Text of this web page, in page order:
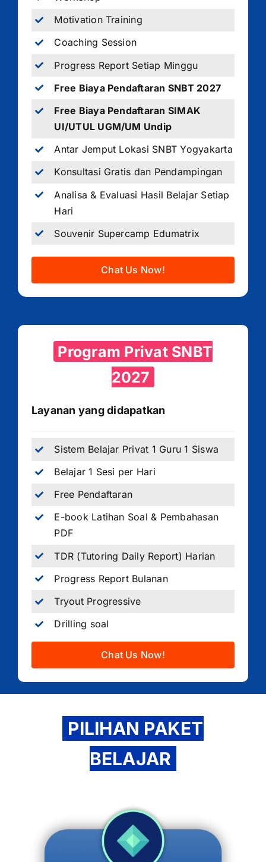
Motivation Training
Coaching Session
Progress Report Setiap Minggu
Free Biaya Pendaftaran SNBT 2027
Free Biaya Pendaftaran SIMAK
UI/UTUL UGM/UM Undip
Antar Jemput Lokasi SNBT Yogyakarta
Konsultasi Gratis dan Pendampingan
Analisa & Evaluasi Hasil Belajar Setiap
Hari
Souvenir Supercamp Edumatrix
Chat Us Now!
Program Privat SNBT
2027
Layanan yang didapatkan
Sistem Belajar Privat 1 Guru 1 Siswa
Belajar 1 Sesi per Hari
Free Pendaftaran
E-book Latihan Soal & Pembahasan
PDF
TDR (Tutoring Daily Report) Harian
Progress Report Bulanan
Tryout Progressive
Drilling soal
Chat Us Now!
PILIHAN PAKET
BELAJAR